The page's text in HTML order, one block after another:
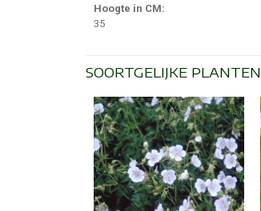
Hoogte in CM:
35
SOORTGELIJKE PLANTEN